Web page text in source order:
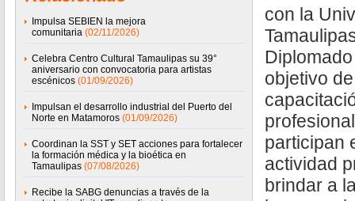
Impulsa SEBIEN la mejora
comunitaria (02/11/2026)
Celebra Centro Cultural Tamaulipas su 39°
aniversario con convocatoria para artistas
escénicos (01/09/2026)
Impulsan el desarrollo industrial del Puerto del
Norte en Matamoros (01/09/2026)
Coordinan la SST y SET acciones para fortalecer
la formación médica y la bioética en
Tamaulipas (07/08/2026)
Recibe la SABG denuncias a través de la
con la
objetivo
participan
actividad
brindar a